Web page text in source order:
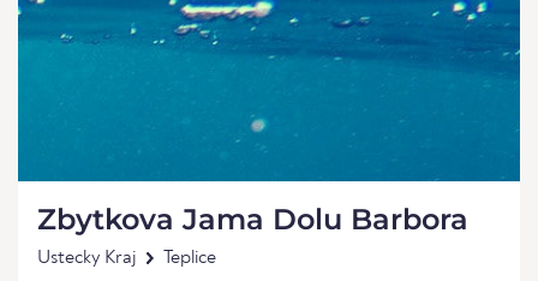
Zbytkova Jama Dolu Barbora
Ustecky Kraj Teplice